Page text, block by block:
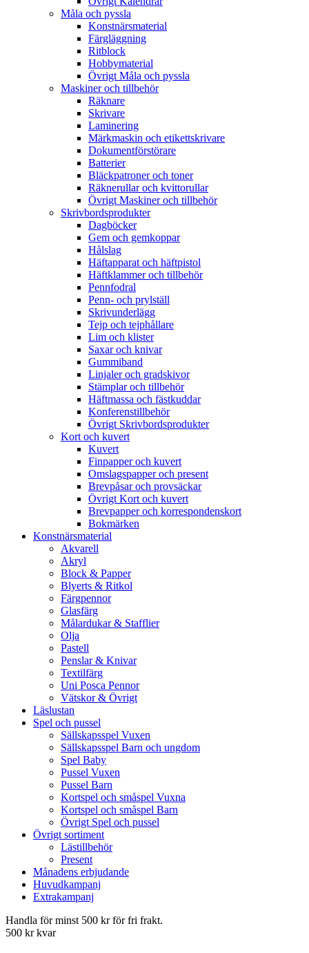
Måla och pyssla
Konstnärsmaterial
Färgläggning
Ritblock
Hobbymaterial
Övrigt Måla och pyssla
Maskiner och tillbehör
Räknare
Skrivare
Laminering
Märkmaskin och etikettskrivare
Dokumentförstörare
Batterier
Bläckpatroner och toner
Räknerullar och kvittorullar
Övrigt Maskiner och tillbehör
Skrivbordsprodukter
Dagböcker
Gem och gemkoppar
Hålslag
Häftapparat och häftpistol
Häftklammer och tillbehör
Pennfodral
Penn- och prylställ
Skrivunderlägg
Tejp och tejphållare
Lim och klister
Saxar och knivar
Gummiband
Linjaler och gradskivor
Stämplar och tillbehör
Häftmassa och fästkuddar
Konferenstillbehör
Övrigt Skrivbordsprodukter
Kort och kuvert
Kuvert
Finpapper och kuvert
Omslagspapper och present
Brevpåsar och provsäckar
Övrigt Kort och kuvert
Brevpapper och korrespondenskort
Bokmärken
Konstnärsmaterial
Akvarell
Akryl
Block & Papper
Blyerts & Ritkol
Färgpennor
Glasfärg
Målardukar & Stafflier
Olja
Pastell
Penslar & Knivar
Textilfärg
Uni Posca Pennor
Vätskor & Övrigt
Läslustan
Spel och pussel
Sällskapsspel Vuxen
Sällskapsspel Barn och ungdom
Spel Baby
Pussel Vuxen
Pussel Barn
Kortspel och småspel Vuxna
Kortspel och småspel Barn
Övrigt Spel och pussel
Övrigt sortiment
Lästillbehör
Present
Månadens erbjudande
Huvudkampanj
Extrakampanj
Handla för minst 500 kr för fri frakt.
500 kr kvar